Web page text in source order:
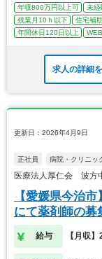
年収800万円以上可 未経
残業月10ｈ以下
住宅補
年間休日120日以上
求人の詳細
更新日：2026年4月9日
正社員 病院・クリニッ
医療法人厚仁会 波方
【愛媛県今治
にて薬剤師の募
給与 【月収